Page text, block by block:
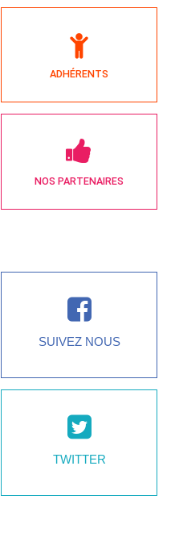
ADHÉRENTS
NOS PARTENAIRES
SUIVEZ NOUS
TWITTER